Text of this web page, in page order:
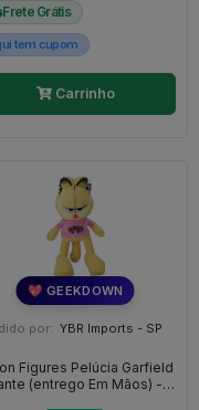
Frete Grátis
tem cupom
Carrinho
💖 GEEKDOWN
por: YBR Imports - SP
Figures Pelúcia Garfield
(entrego Em Mãos) -